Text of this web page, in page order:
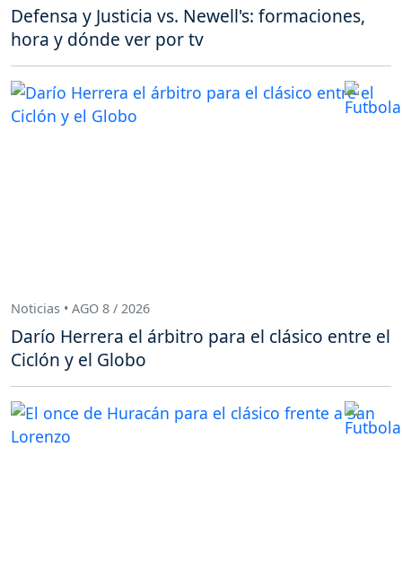
Defensa y Justicia vs. Newell's: formaciones,
hora y dónde ver por tv
Noticias • AGO 8 / 2026
Darío Herrera el árbitro para el clásico entre el
Ciclón y el Globo